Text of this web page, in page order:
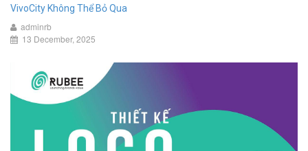
VivoCity Không Thể Bỏ Qua
adminrb
13 December, 2025